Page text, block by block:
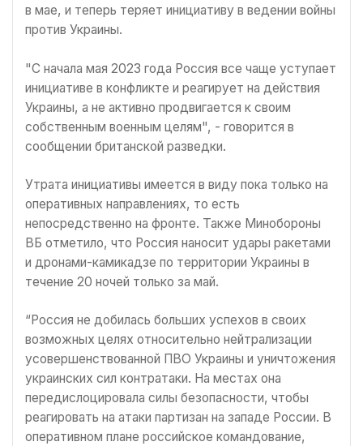
в мае, и теперь теряет инициативу в ведении войны
против Украины.
"С начала мая 2023 года Россия все чаще уступает
инициативе в конфликте и реагирует на действия
Украины, а не активно продвигается к своим
собственным военным целям", - говорится в
сообщении британской разведки.
Утрата инициативы имеется в виду пока только на
оперативных направлениях, то есть
непосредственно на фронте. Также Минобороны
ВБ отметило, что Россия наносит удары ракетами
и дронами-камикадзе по территории Украины в
течение 20 ночей только за май.
“Россия не добилась больших успехов в своих
возможных целях относительно нейтрализации
усовершенствованной ПВО Украины и уничтожения
украинских сил контратаки. На местах она
передислоцировала силы безопасности, чтобы
реагировать на атаки партизан на западе России. В
оперативном плане российское командование,